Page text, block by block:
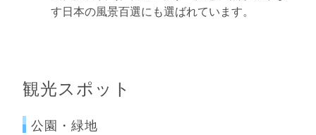
す日本の風景百選にも選ばれています。
観光スポット
公園・緑地